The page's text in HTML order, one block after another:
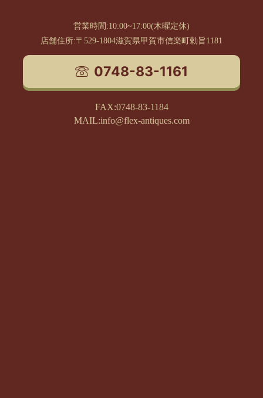
営業時間:10:00~17:00(木曜定休)
店舗住所:〒529-1804滋賀県甲賀市信楽町勅旨1181
0748-83-1161
FAX:0748-83-1184
MAIL:info@flex-antiques.com